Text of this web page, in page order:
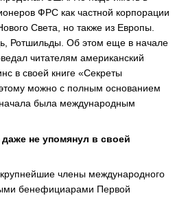
ФРС как частной корпорации
Света, но также из Европы.
Ротшильды. Об этом еще в начале
читателям американский
в своей книге «Секреты
можно с полным основанием
была международным
не упомянул в своей
члены международного
бенефициарами Первой